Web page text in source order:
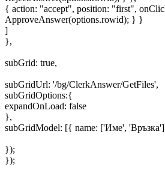
{ action: "accept", position: "first",
ApproveAnswer(options.rowid); } }
]
},
subGrid: true,
subGridUrl: '/bg/ClerkAnswer/GetFiles',
subGridOptions:{
expandOnLoad: false
},
subGridModel: [{ name: ['Име',
});
});